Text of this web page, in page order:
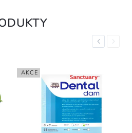
Previous
AKCE
Next